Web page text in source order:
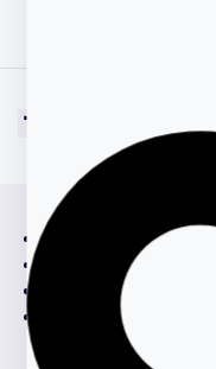
Privacy Policy
Terms & Conditions
Return Policy